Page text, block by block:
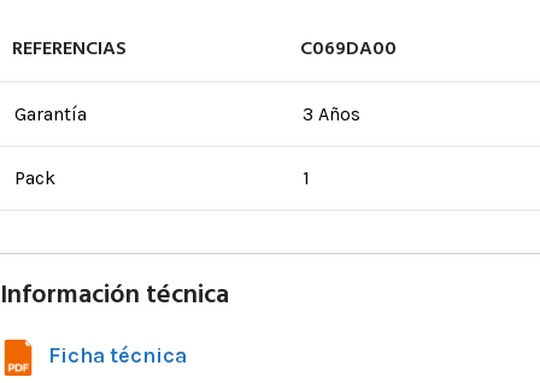
REFERENCIAS C069DA00
Garantía 3 Años
Pack 1
Información técnica
Ficha técnica